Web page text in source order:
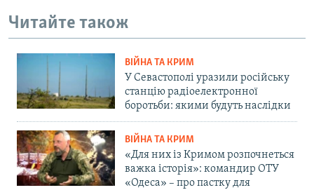
Читайте також
ВІЙНА ТА КРИМ
У Севастополі уразили російську
станцію радіоелектронної
боротьби: якими будуть наслідки
ВІЙНА ТА КРИМ
«Для них із Кримом розпочнеться
важка історія»: командир ОТУ
«Одеса» – про пастку для